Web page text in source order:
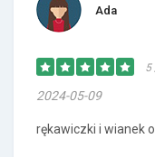
Ada
5
2024-05-09
rękawiczki i wianek